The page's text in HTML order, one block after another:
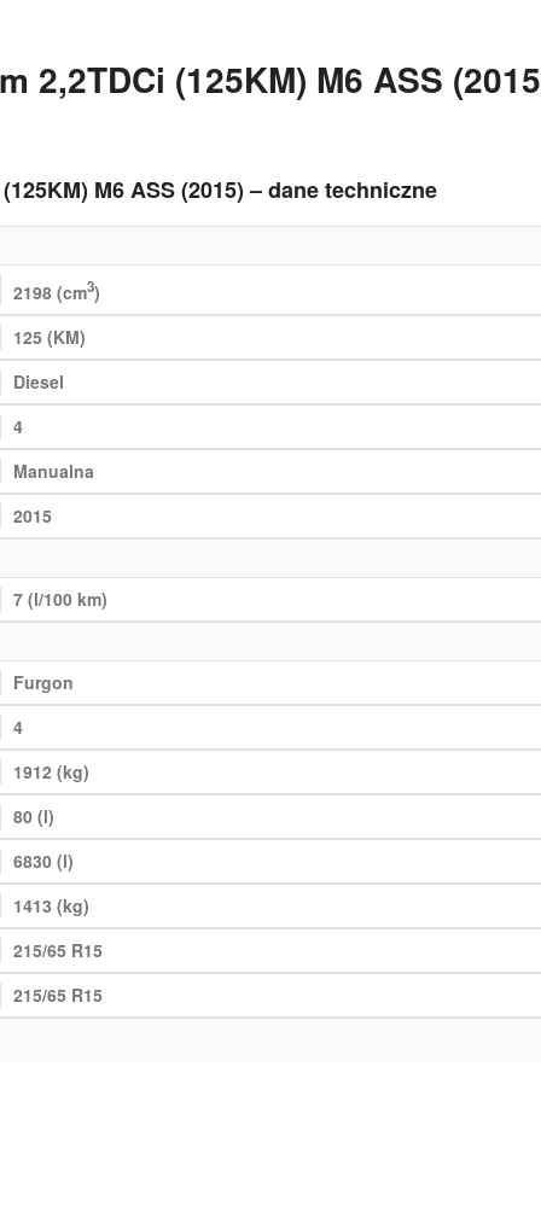
2,2TDCi (125KM) M6 ASS
M6 ASS (2015) – dane techniczne
2198 (cm3)
125 (KM)
Diesel
4
Manualna
2015
7 (l/100 km)
Furgon
4
1912 (kg)
80 (l)
6830 (l)
1413 (kg)
215/65 R15
215/65 R15